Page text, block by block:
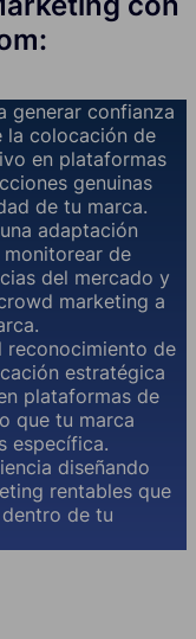
generar confianza
la colocación de
en plataformas
genuinas
de tu marca.
adaptación
de
del mercado y
marketing a
reconocimiento de
estratégica
plataformas de
que tu marca
específica.
diseñando
rentables que
de tu